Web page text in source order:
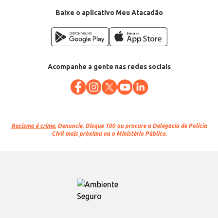
Baixe o aplicativo Meu Atacadão
Acompanhe a gente nas redes sociais
Racismo é crime. Denuncie. Disque 100 ou procure a Delegacia de Polícia
Civil mais próxima ou o Ministério Público.